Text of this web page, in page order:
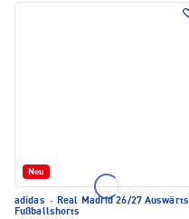
Neu
adidas · Real Madrid 26/27 Auswärts
Fußballshorts